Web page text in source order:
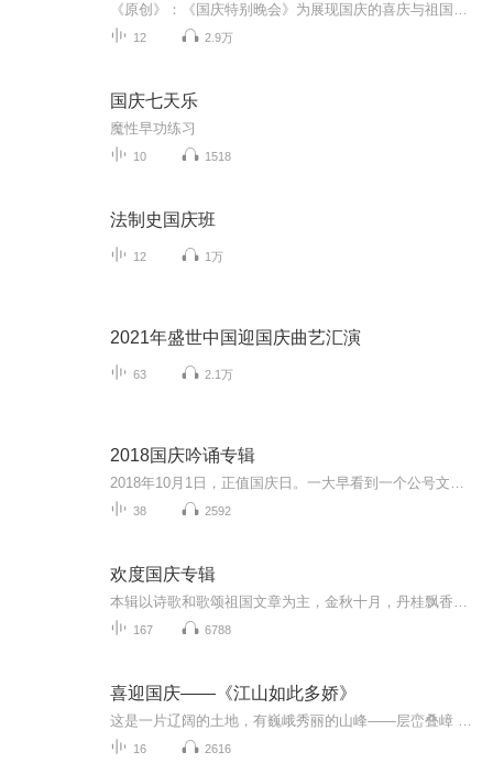
12 2.9万
国庆七天乐
魔性早功练习
10 1518
法制史国庆班
12 1万
2021年盛世中国迎国庆曲艺汇演
63 2.1万
2018国庆吟诵专辑
38 2592
欢度国庆专辑
167 6788
喜迎国庆——《江山如此多娇》
16 2616